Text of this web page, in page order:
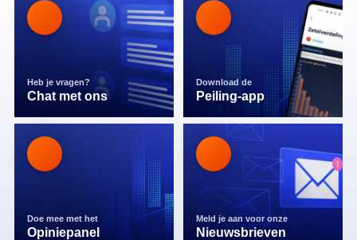
Heb je vragen?
Chat met ons
Download de
Peiling-app
Doe mee met het
Opiniepanel
Meld je aan voor onze
Nieuwsbrieven